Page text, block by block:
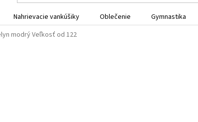
Nahrievacie vankúšiky Oblečenie Gymnastika
modrýVeľkosť od 122